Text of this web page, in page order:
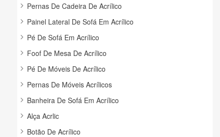
Pernas De Cadeira De Acrílico
Painel Lateral De Sofá Em Acrílico
Pé De Sofá Em Acrílico
Foof De Mesa De Acrílico
Pé De Móveis De Acrílico
Pernas De Móveis Acrílicos
Banheira De Sofá Em Acrílico
Alça Acrlic
Botão De Acrílico